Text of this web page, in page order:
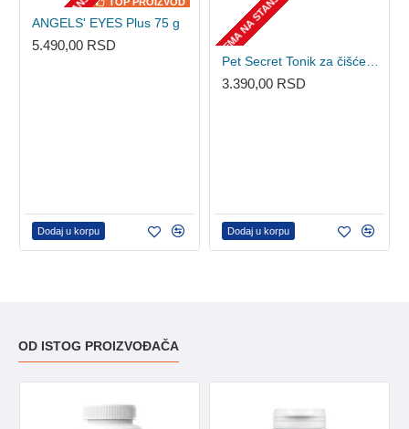
NEMA NA STANJU
ANGELS' EYES Plus 75 g
5.490,00 RSD
Dodaj u korpu
NEMA NA STANJU
3.390,00 RSD
Dodaj u korpu
OD ISTOG PROIZVOĐAČA